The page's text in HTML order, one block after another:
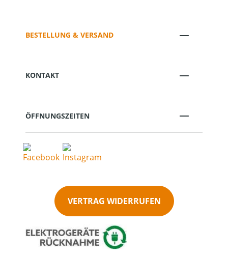
BESTELLUNG & VERSAND
KONTAKT
ÖFFNUNGSZEITEN
VERTRAG WIDERRUFEN